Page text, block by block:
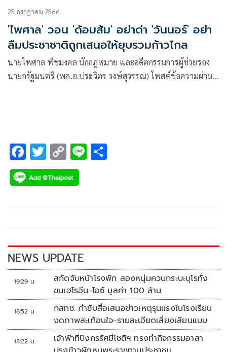
25 กรกฎาคม 2566
'ไพศาล' วอน 'ด้อมส้ม' อย่าด่า 'วันนอร์' อย่า
ลืมประชาชาติถูกเสนอให้ยุบรวมก้าวไกล
นายไพศาล พืชมงคล นักกฎหมาย และอดีตกรรมการผู้ช่วยรอง
นายกรัฐมนตรี (พล.อ.ประวิตร วงษ์สุวรรณ) โพสต์ข้อความผ่าน
F
ac
e
k
T
wi
tt
C
o
p
k
Li
NEWS UPDATE
19:29 น.
สกัดจับหน้าโรงพัก สองหนุ่มควบกระบะบุโรทั่ง
ขนเฮโรอีน-ไอซ์ มูลค่า 100 ล้าน
18:52 น.
กสทช. กำชับสื่อเสนอข่าวเหตุรุนแรงในโรงเรียน
งดภาพสะเทือนใจ-รายละเอียดเสี่ยงเลียนแบบ
18:22 น.
เจ้าฟ้าทีปังกรรัศมีโชติฯ ทรงทำกิจกรรมอาสา